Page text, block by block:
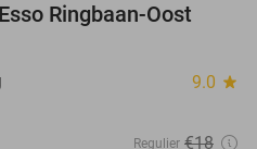
42%
Ringbaan-Oost
9.0 star
Regulier €18